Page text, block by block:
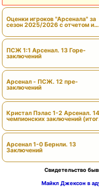
Оценки игроков "Арсенала" за
сезон 2025/2026 с отчетом и
вердиктами
ПСЖ 1:1 Арсенал. 13 Горе-
заключений
Арсенал - ПСЖ. 12 пре-
заключений
Кристал Пэлас 1-2 Арсенал. 14
чемпионских заключений
Арсенал 1-0 Бернли. 13
Заключений
Свидетельство
Майкл Джексон в